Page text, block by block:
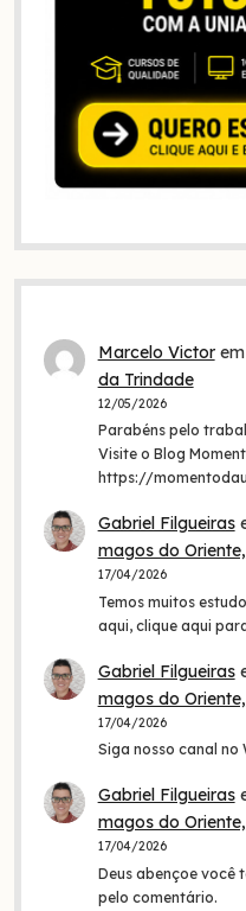
Marcelo Victorem
da Trindade
12/05/2026
Parabéns pelo
Visite o Blog
https://
Gabriel Filgueiras
magos do
17/04/2026
Temos muitos
aqui, clique aqui
Gabriel Filgueiras
magos do
17/04/2026
Siga nosso canal no
Gabriel Filgueiras
magos do
17/04/2026
Deus abençoe você
pelo comentário.